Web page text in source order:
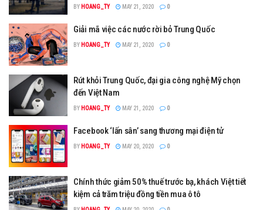
BY HOANG_TY MAY 21, 2020 0
Giải mã việc các nước rời bỏ Trung Quốc
BY HOANG_TY MAY 21, 2020 0
Rút khỏi Trung Quốc, đại gia công nghệ Mỹ chọn
đến Việt Nam
BY HOANG_TY MAY 21, 2020 0
Facebook ‘lấn sân’ sang thương mại điện tử
BY HOANG_TY MAY 20, 2020 0
Chính thức giảm 50% thuế trước bạ, khách Việt tiết
kiệm cả trăm triệu đồng tiền mua ô tô